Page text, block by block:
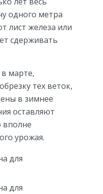
одного метра
лист железа или
сдерживать
марте,
тех веток,
в зимнее
оставляют
вполне
урожая.
для
для